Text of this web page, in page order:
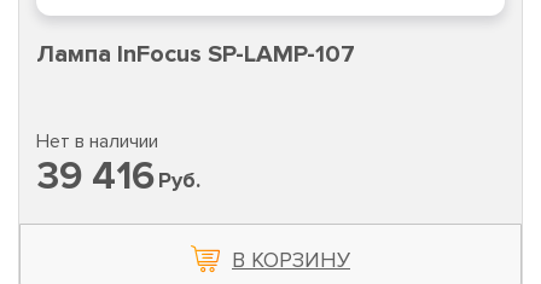
Лампа InFocus SP-LAMP-107
Нет в наличии
39 416Руб.
В КОРЗИНУ